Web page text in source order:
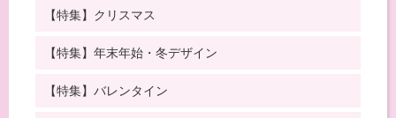
【特集】クリスマス
【特集】年末年始・冬デザイン
【特集】バレンタイン